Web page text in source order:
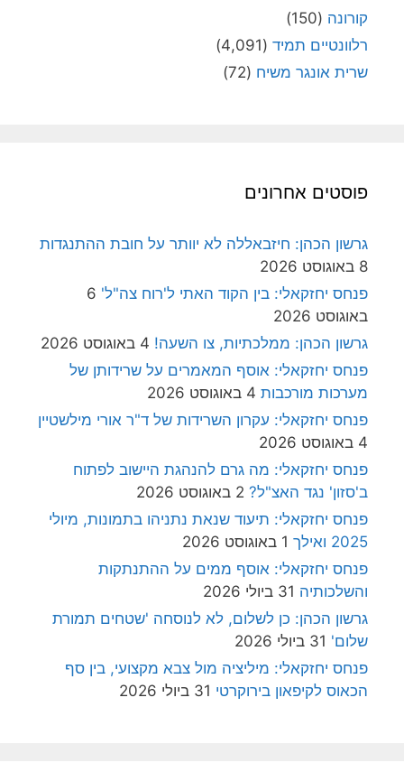
קורונה (150)
רלוונטיים תמיד (4,091)
שרית אונגר משיח (72)
פוסטים אחרונים
גרשון הכהן: חיזבאללה לא יוותר על חובת ההתנגדות
8 באוגוסט 2026
פנחס יחזקאלי: בין הקוד האתי ל'רוח צה"ל' 6
באוגוסט 2026
גרשון הכהן: ממלכתיות, צו השעה! 4 באוגוסט 2026
פנחס יחזקאלי: אוסף המאמרים על שרידותן של
מערכות מורכבות 4 באוגוסט 2026
פנחס יחזקאלי: עקרון השרידות של ד"ר אורי מילשטיין
4 באוגוסט 2026
פנחס יחזקאלי: מה גרם להנהגת היישוב לפתוח
ב'סזון' נגד האצ"ל? 2 באוגוסט 2026
פנחס יחזקאלי: תיעוד שנאת נתניהו בתמונות, מיולי
2025 ואילך
1 באוגוסט 2026
פנחס יחזקאלי: אוסף ממים על ההתנתקות
והשלכותיה 31 ביולי 2026
גרשון הכהן: כן לשלום, לא לנוסחה 'שטחים תמורת
שלום' 31 ביולי 2026
פנחס יחזקאלי: מיליציה מול צבא מקצועי, בין סף
הכאוס לקיפאון בירוקרטי 31 ביולי 2026